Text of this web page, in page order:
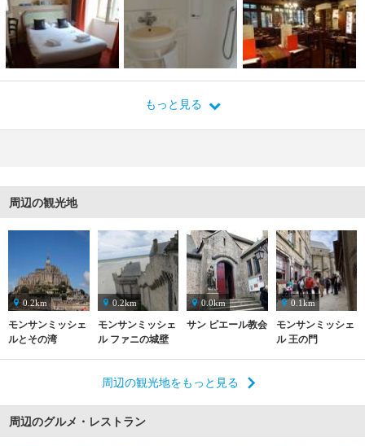
もっと見る
周辺の観光地
0.2km
モンサンミッシェ
ルとその湾
0.2km
モンサンミッシェ
ル ファニの城壁
0.0km
サン ピエール教会
0.1km
モンサンミッシェ
ル 王の門
周辺の観光地をもっと見る
周辺のグルメ・レストラン